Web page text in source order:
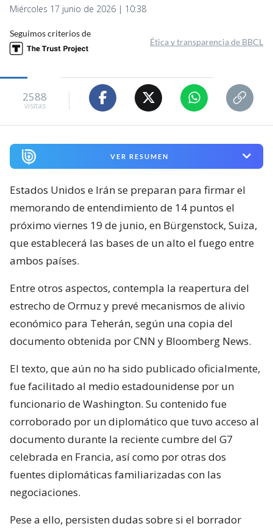
Miércoles 17 junio de 2026 | 10:38
Seguimos criterios de
Ética y transparencia de BBCL
2588
visitas
VER RESUMEN
Estados Unidos e Irán se preparan para firmar el
memorando de entendimiento de 14 puntos el
próximo viernes 19 de junio, en Bürgenstock, Suiza,
que establecerá las bases de un alto el fuego entre
ambos países.
Entre otros aspectos, contempla la reapertura del
estrecho de Ormuz y prevé mecanismos de alivio
económico para Teherán, según una copia del
documento obtenida por CNN y Bloomberg News.
El texto, que aún no ha sido publicado oficialmente,
fue facilitado al medio estadounidense por un
funcionario de Washington. Su contenido fue
corroborado por un diplomático que tuvo acceso al
documento durante la reciente cumbre del G7
celebrada en Francia, así como por otras dos
fuentes diplomáticas familiarizadas con las
negociaciones.
Pese a ello, persisten dudas sobre si el borrador